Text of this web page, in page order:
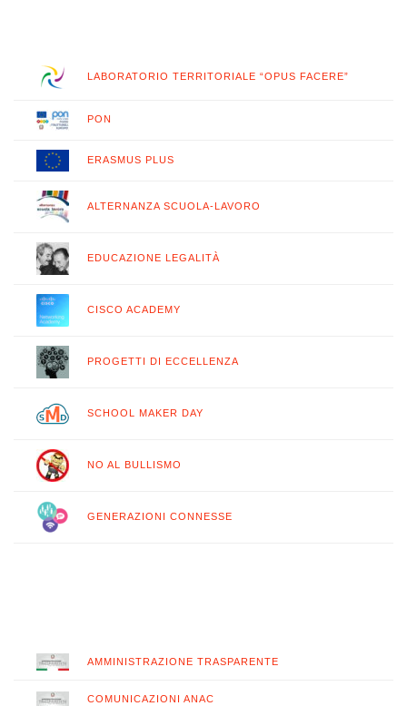
LABORATORIO TERRITORIALE “OPUS FACERE”
PON
ERASMUS PLUS
ALTERNANZA SCUOLA-LAVORO
EDUCAZIONE LEGALITÀ
CISCO ACADEMY
PROGETTI DI ECCELLENZA
SCHOOL MAKER DAY
NO AL BULLISMO
GENERAZIONI CONNESSE
AMMINISTRAZIONE TRASPARENTE
COMUNICAZIONI ANAC